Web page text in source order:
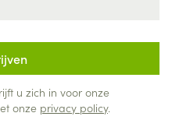
u zich in voor onze
onze privacy policy.